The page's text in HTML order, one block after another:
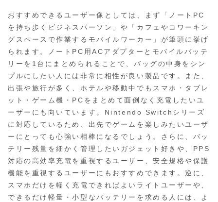
おすすめできるユーザー像としては、まず「ノートPC
を持ち歩くビジネスパーソン」や「カフェやコワーキン
グスペースで作業するモバイルワーカー」が筆頭に挙げ
られます。ノートPC用ACアダプターとモバイルバッテ
リーを1台にまとめられることで、バッグの中身をシン
プルにしたい人には非常に相性が良い製品です。また、
出張や旅行が多く、ホテルや移動中でもスマホ・タブレ
ット・ゲーム機・PCをまとめて面倒なく充電したいユ
ーザーにも向いています。Nintendo Switchシリーズ
に対応しているため、出先でゲームを楽しみたいユーザ
ーにとっても心強い相棒になるでしょう。さらに、バッ
テリー残量を細かく管理したいガジェット好きや、PPS
対応の高効率充電を重視するユーザー、安全規格や保護
機能を重視するユーザーにもおすすめできます。逆に、
スマホだけを軽く充電できればよいライトユーザーや、
できるだけ軽量・小型なバッテリーを求める人には、よ